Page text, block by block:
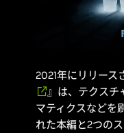
2021年にリリース
』は、テクス
マティクスなどを
れた本編と2つの